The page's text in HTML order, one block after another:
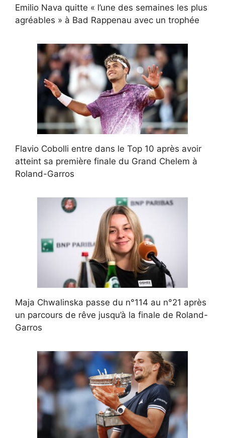
Emilio Nava quitte « l’une des semaines les plus
agréables » à Bad Rappenau avec un trophée
Flavio Cobolli entre dans le Top 10 après avoir
atteint sa première finale du Grand Chelem à
Roland-Garros
Maja Chwalinska passe du n°114 au n°21 après
un parcours de rêve jusqu’à la finale de Roland-
Garros